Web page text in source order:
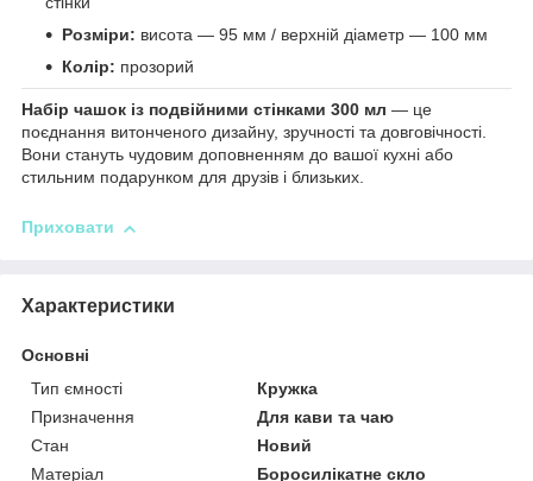
Розміри: висота — 95 мм / верхній діаметр — 100 мм
Колір: прозорий
Набір чашок із подвійними стінками 300 мл — це
поєднання витонченого дизайну, зручності та довговічності.
Вони стануть чудовим доповненням до вашої кухні або
стильним подарунком для друзів і близьких.
Приховати
Характеристики
Основні
Тип ємності
Кружка
Призначення
Для кави та чаю
Стан
Новий
Матеріал
Боросилікатне скло